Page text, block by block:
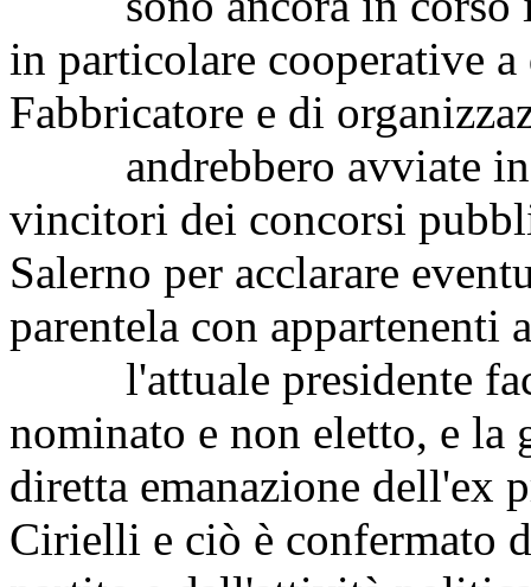
in particolare cooperative
Fabbricatore e di
andrebbero avviate
vincitori dei concorsi
Salerno per acclarare
parentela con
l'attuale presidente
nominato e non eletto, e la
diretta emanazione dell'ex
Cirielli e ciò è confermato